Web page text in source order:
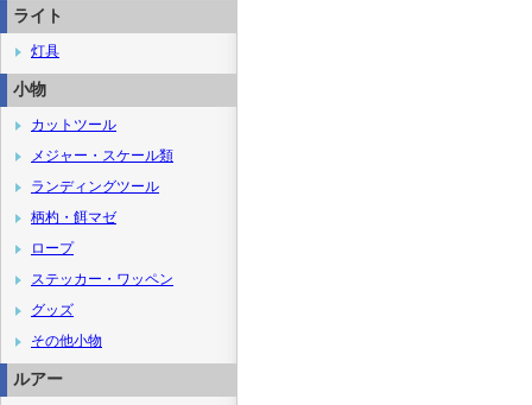
ライト
灯具
小物
カットツール
メジャー・スケール類
ランディングツール
柄杓・餌マゼ
ロープ
ステッカー・ワッペン
グッズ
その他小物
ルアー